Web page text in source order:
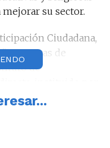
su sector.
Ciudadana,
Juntas de
de
El objetivo es que
primeras
en las